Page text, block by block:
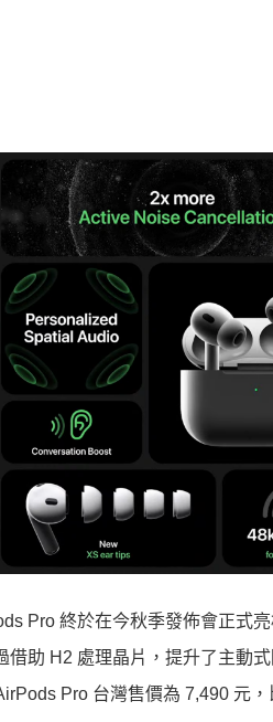
Pro 終於在今秋季發佈會正式
借助 H2 處理晶片，提升了主動
Pro 台灣售價為 7,490 元